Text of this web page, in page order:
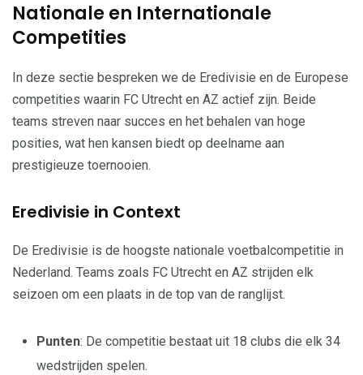
Nationale en Internationale
Competities
In deze sectie bespreken we de Eredivisie en de Europese
competities waarin FC Utrecht en AZ actief zijn. Beide
teams streven naar succes en het behalen van hoge
posities, wat hen kansen biedt op deelname aan
prestigieuze toernooien.
Eredivisie in Context
De Eredivisie is de hoogste nationale voetbalcompetitie in
Nederland. Teams zoals FC Utrecht en AZ strijden elk
seizoen om een plaats in de top van de ranglijst.
Punten: De competitie bestaat uit 18 clubs die elk 34
wedstrijden spelen.